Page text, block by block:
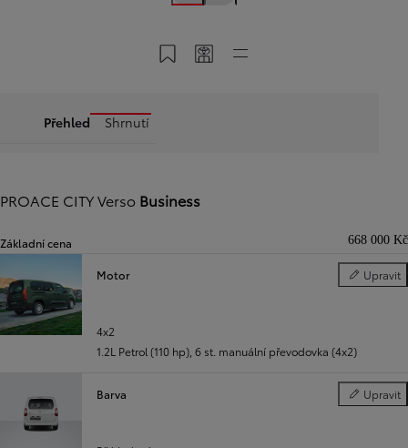
Předchozí
Uložit do MyToyota
Sdílet kód
Přehled Shrnutí
PROACE CITY Verso Business
Základní cena 668 000 Kč
Motor Upravit
Motor
4x2
1.2L Petrol (110 hp), 6 st. manuální převodovka (4x2)
Barva Upravit
Barva